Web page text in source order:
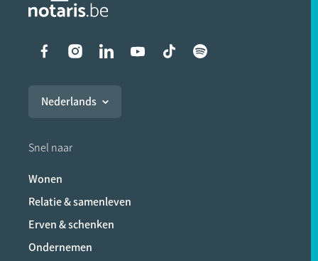
Liens vers les réseaux
Nederlands
Snel naar
Wonen
Relatie & samenleven
Erven & schenken
Ondernemen